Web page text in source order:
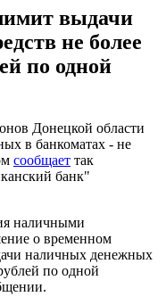
выдачи
не более
по одной
Донецкой области
в банкоматах - не
сообщает так
банк"
наличными
о временном
наличных денежных
по одной